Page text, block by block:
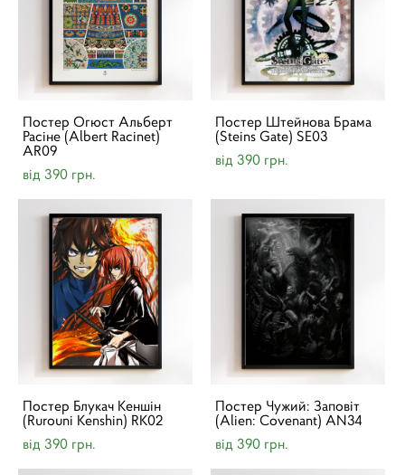
Постер Огюст Альберт
Расіне (Albert Racinet)
AR09
від 390 грн.
Постер Штейнова Брама
(Steins Gate) SE03
від 390 грн.
Постер Блукач Кеншін
(Rurouni Kenshin) RK02
від 390 грн.
Постер Чужий: Заповіт
(Alien: Covenant) AN34
від 390 грн.